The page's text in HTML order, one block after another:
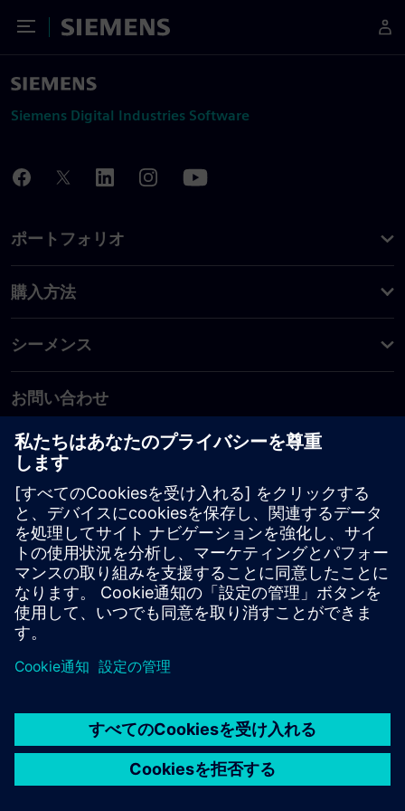
Toggle Menu
Siemens
Siemens Digital Industries Software
ポートフォリオ
購入方法
シーメンス
お問い合わせ
PLM製品のお問い合わせ
EDA製品のお問い合わせ
世界各地の事業拠点
サポート・センター
ご意見・ご要望
違法コピーの連絡先
© Siemens2026
タル・ミレニアム著作権法 (DMCA)
内部通報